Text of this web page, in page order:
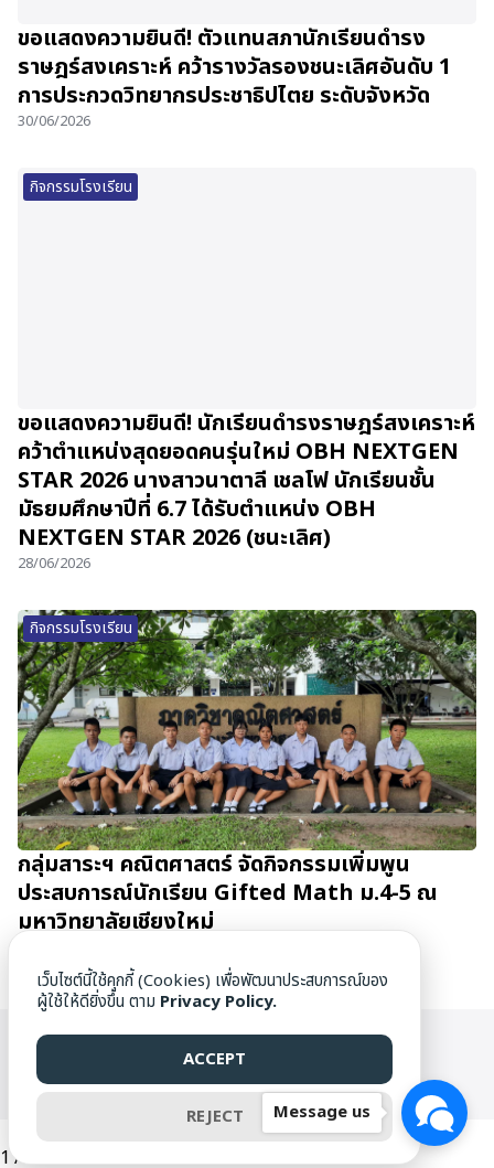
ขอแสดงความยินดี! ตัวแทนสภานักเรียนดำรง
ราษฎร์สงเคราะห์ คว้ารางวัลรองชนะเลิศอันดับ 1
การประกวดวิทยากรประชาธิปไตย ระดับจังหวัด
30/06/2026
กิจกรรมโรงเรียน
ขอแสดงความยินดี! นักเรียนดำรงราษฎร์สงเคราะห์
คว้าตำแหน่งสุดยอดคนรุ่นใหม่ OBH NEXTGEN
STAR 2026 นางสาวนาตาลี เชลโฟ นักเรียนชั้น
มัธยมศึกษาปีที่ 6.7 ได้รับตำแหน่ง OBH
NEXTGEN STAR 2026 (ชนะเลิศ)
28/06/2026
กิจกรรมโรงเรียน
กลุ่มสาระฯ คณิตศาสตร์ จัดกิจกรรมเพิ่มพูน
ประสบการณ์นักเรียน Gifted Math ม.4-5 ณ
มหาวิทยาลัยเชียงใหม่
WWW.DAMRONG.AC.TH ©[1976] ALL RIGHTS RESERVED.
Message us
1/12
เว็บไซต์นี้ใช้คุกกี้ (Cookies) เพื่อพัฒนาประสบการณ์ของ
ผู้ใช้ให้ดียิ่งขึ้น ตาม Privacy Policy.
ACCEPT
REJECT